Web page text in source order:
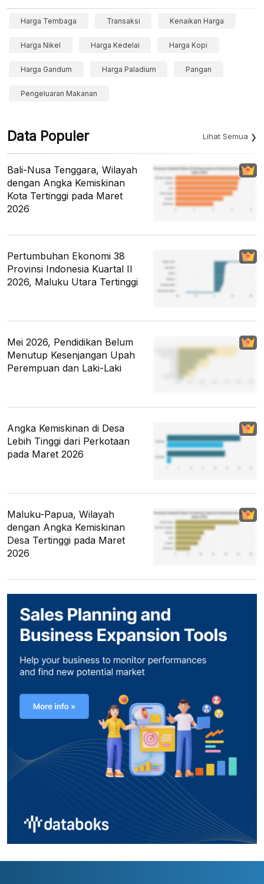
Harga Tembaga Transaksi Kenaikan Harga
Harga Nikel Harga Kedelai Harga Kopi
Harga Gandum Harga Paladium Pangan
Pengeluaran Makanan
Data Populer Lihat Semua
Bali-Nusa Tenggara, Wilayah
dengan Angka Kemiskinan
Kota Tertinggi pada Maret
2026
Pertumbuhan Ekonomi 38
Provinsi Indonesia Kuartal II
2026, Maluku Utara Tertinggi
Mei 2026, Pendidikan Belum
Menutup Kesenjangan Upah
Perempuan dan Laki-Laki
Angka Kemiskinan di Desa
Lebih Tinggi dari Perkotaan
pada Maret 2026
Maluku-Papua, Wilayah
dengan Angka Kemiskinan
Desa Tertinggi pada Maret
2026